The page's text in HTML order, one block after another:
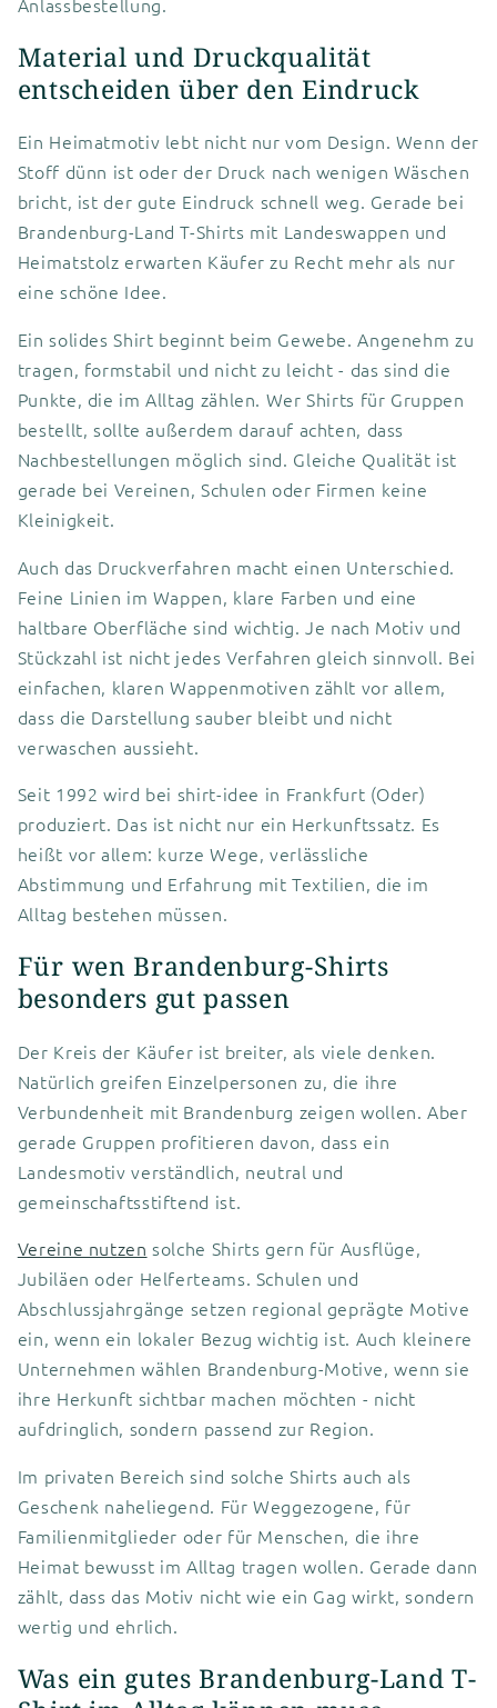
Material und Druckqualität
entscheiden über den Eindruck
Ein Heimatmotiv lebt nicht nur vom Design. Wenn der
Stoff dünn ist oder der Druck nach wenigen Wäschen
bricht, ist der gute Eindruck schnell weg. Gerade bei
Brandenburg-Land T-Shirts mit Landeswappen und
Heimatstolz erwarten Käufer zu Recht mehr als nur
eine schöne Idee.
Ein solides Shirt beginnt beim Gewebe. Angenehm zu
tragen, formstabil und nicht zu leicht - das sind die
Punkte, die im Alltag zählen. Wer Shirts für Gruppen
bestellt, sollte außerdem darauf achten, dass
Nachbestellungen möglich sind. Gleiche Qualität ist
gerade bei Vereinen, Schulen oder Firmen keine
Kleinigkeit.
Auch das Druckverfahren macht einen Unterschied.
Feine Linien im Wappen, klare Farben und eine
haltbare Oberfläche sind wichtig. Je nach Motiv und
Stückzahl ist nicht jedes Verfahren gleich sinnvoll. Bei
einfachen, klaren Wappenmotiven zählt vor allem,
dass die Darstellung sauber bleibt und nicht
verwaschen aussieht.
Seit 1992 wird bei shirt-idee in Frankfurt (Oder)
produziert. Das ist nicht nur ein Herkunftssatz. Es
heißt vor allem: kurze Wege, verlässliche
Abstimmung und Erfahrung mit Textilien, die im
Alltag bestehen müssen.
Für wen Brandenburg-Shirts
besonders gut passen
Der Kreis der Käufer ist breiter, als viele denken.
Natürlich greifen Einzelpersonen zu, die ihre
Verbundenheit mit Brandenburg zeigen wollen. Aber
gerade Gruppen profitieren davon, dass ein
Landesmotiv verständlich, neutral und
gemeinschaftsstiftend ist.
Vereine nutzen solche Shirts gern für Ausflüge,
Jubiläen oder Helferteams. Schulen und
Abschlussjahrgänge setzen regional geprägte Motive
ein, wenn ein lokaler Bezug wichtig ist. Auch kleinere
Unternehmen wählen Brandenburg-Motive, wenn sie
ihre Herkunft sichtbar machen möchten - nicht
aufdringlich, sondern passend zur Region.
Im privaten Bereich sind solche Shirts auch als
Geschenk naheliegend. Für Weggezogene, für
Familienmitglieder oder für Menschen, die ihre
Heimat bewusst im Alltag tragen wollen. Gerade dann
zählt, dass das Motiv nicht wie ein Gag wirkt, sondern
wertig und ehrlich.
Was ein gutes Brandenburg-Land T-